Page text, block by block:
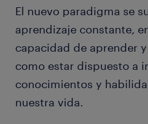
El nuevo paradigma se
aprendizaje constante,
capacidad de aprender
como estar dispuesto a
conocimientos y
nuestra vida.